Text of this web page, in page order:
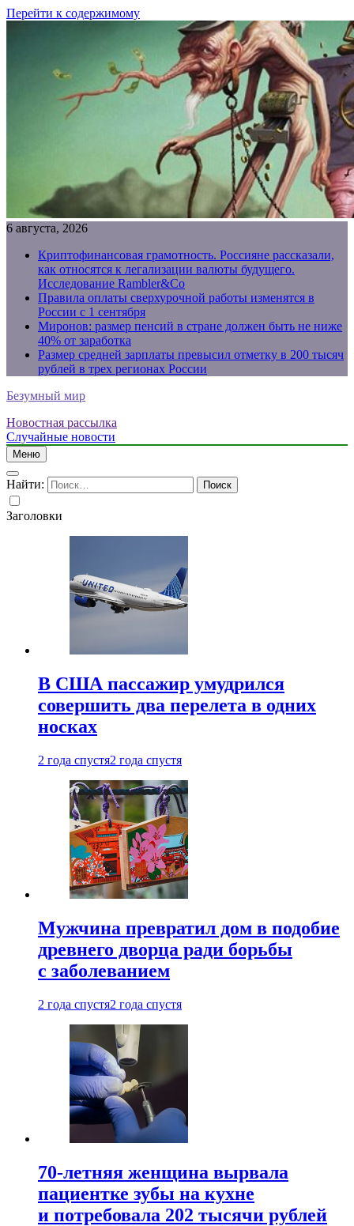
Перейти к содержимому
6 августа, 2026
Криптофинансовая грамотность. Россияне рассказали,
как относятся к легализации валюты будущего.
Исследование Rambler&Co
Правила оплаты сверхурочной работы изменятся в
России с 1 сентября
Миронов: размер пенсий в стране должен быть не ниже
40% от заработка
Размер средней зарплаты превысил отметку в 200 тысяч
рублей в трех регионах России
Безумный мир
Новостная рассылка
Случайные новости
Меню
Найти:
Заголовки
В США пассажир умудрился
совершить два перелета в одних
носках
2 года спустя2 года спустя
Мужчина превратил дом в подобие
древнего дворца ради борьбы
с заболеванием
2 года спустя2 года спустя
70-летняя женщина вырвала
пациентке зубы на кухне
и потребовала 202 тысячи рублей